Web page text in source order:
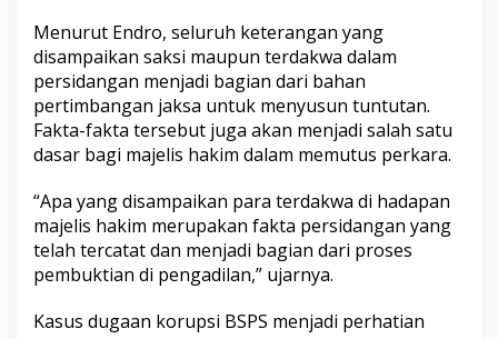
Menurut Endro, seluruh keterangan yang
disampaikan saksi maupun terdakwa dalam
persidangan menjadi bagian dari bahan
pertimbangan jaksa untuk menyusun tuntutan.
Fakta-fakta tersebut juga akan menjadi salah satu
dasar bagi majelis hakim dalam memutus perkara.
“Apa yang disampaikan para terdakwa di hadapan
majelis hakim merupakan fakta persidangan yang
telah tercatat dan menjadi bagian dari proses
pembuktian di pengadilan,” ujarnya.
Kasus dugaan korupsi BSPS menjadi perhatian